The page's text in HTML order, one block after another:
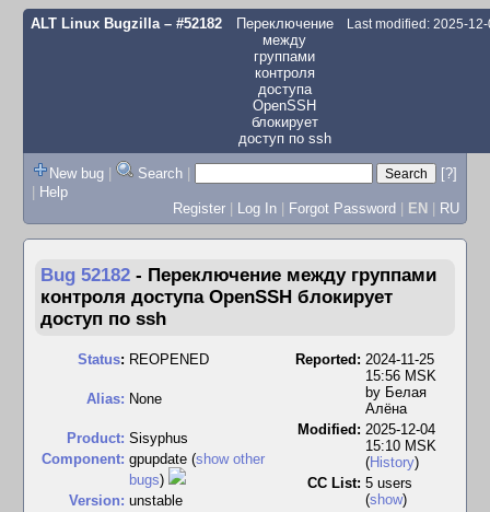
ALT Linux Bugzilla– #52182
Переключение
между
группами
контроля
доступа
OpenSSH
блокирует
доступ по ssh
Last modified: 2025-
New bug | Search |
[?]
| Help
Register | Log In | Forgot Password | EN | RU
Bug 52182 - Переключение между группами
контроля доступа OpenSSH блокирует
доступ по ssh
Status: REOPENED
Alias: None
Product: Sisyphus
Component: gpupdate (show other
bugs)
Version: unstable
Reported: 2024-11-25
15:56 MSK
by Белая
Алёна
Modified: 2025-12-04
15:10 MSK
(History)
CC List: 5 users
(show)